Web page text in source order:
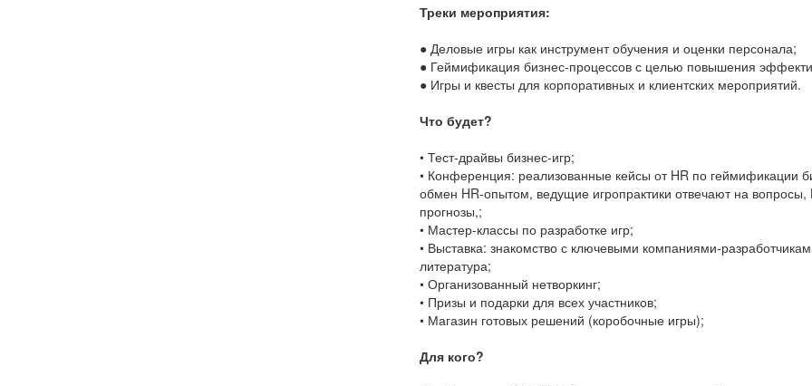
Треки мероприятия:
● Деловые игры как инструмент обучения и оценки персонала;
● Геймификация бизнес-процессов с целью повышения
● Игры и квесты для корпоративных и клиентских мероприятий.
Что будет?
• Тест-драйвы бизнес-игр;
• Конференция: реализованные кейсы от HR по геймификации
обмен HR-опытом, ведущие игропрактики отвечают на вопросы,
прогнозы,;
• Мастер-классы по разработке игр;
• Выставка: знакомство с ключевыми компаниями-
литература;
• Организованный нетворкинг;
• Призы и подарки для всех участников;
• Магазин готовых решений (коробочные игры);
Для кого?